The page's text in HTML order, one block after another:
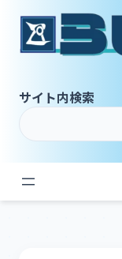
サイト内検索